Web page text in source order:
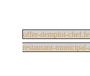
offre-demploi-
restaurant-